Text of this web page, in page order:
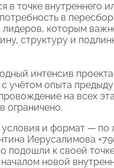
в точке внутреннего
потребность в
которым
структуру и
интенсив проекта
учётом опыта
на всех
ограничено.
и формат — по
Иерусалимова
подошли к своей
новой